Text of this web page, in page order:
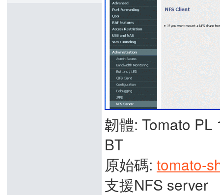
韌體: Tomato
BT
原始碼: tomato-
支援NFS server